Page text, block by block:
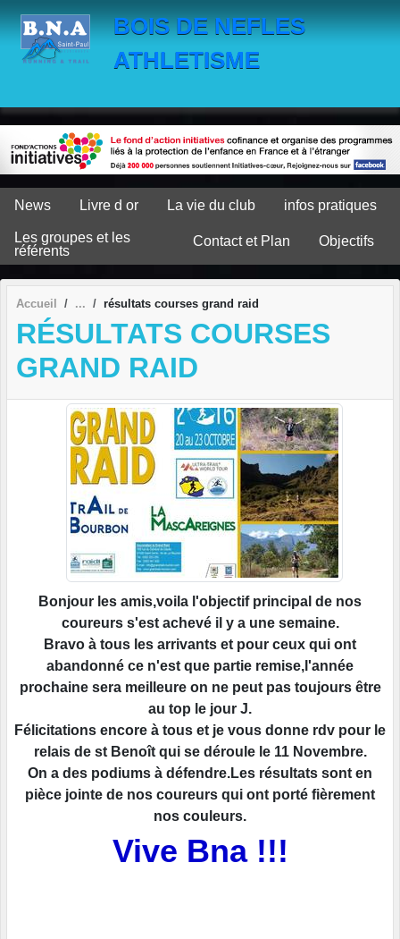
BOIS DE NEFLES
ATHLETISME
News Livre d or La vie du club infos pratiques
Les groupes et les
référents
Contact et Plan Objectifs
Accueil résultats courses grand raid
RÉSULTATS COURSES
GRAND RAID
Bonjour les amis,voila l'objectif principal de nos
coureurs s'est achevé il y a une semaine.
Bravo à tous les arrivants et pour ceux qui ont
abandonné ce n'est que partie remise,l'année
prochaine sera meilleure on ne peut pas toujours être
au top le jour J.
Félicitations encore à tous et je vous donne rdv pour le
relais de st Benoît qui se déroule le 11 Novembre.
On a des podiums à défendre.Les résultats sont en
pièce jointe de nos coureurs qui ont porté fièrement
nos couleurs.
Vive Bna !!!